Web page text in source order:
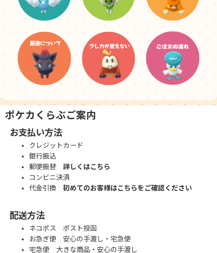
ポケカくらぶご案内
お支払い方法
クレジットカード
銀行振込
郵便振替 詳しくはこちら
コンビニ決済
代金引換 初めてのお客様はこちらをご確認ください
配送方法
ネコポス ポスト投函
お急ぎ便 安心の手渡し・宅急便
宅急便 大きな商品・安心の手渡し